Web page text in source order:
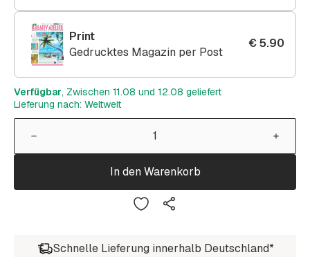
Print
Gedrucktes Magazin per Post
€5.90
Verfügbar, Zwischen 11.08 und 12.08 geliefert
Lieferung nach: Weltweit
In den Warenkorb
Schnelle Lieferung innerhalb Deutschland*